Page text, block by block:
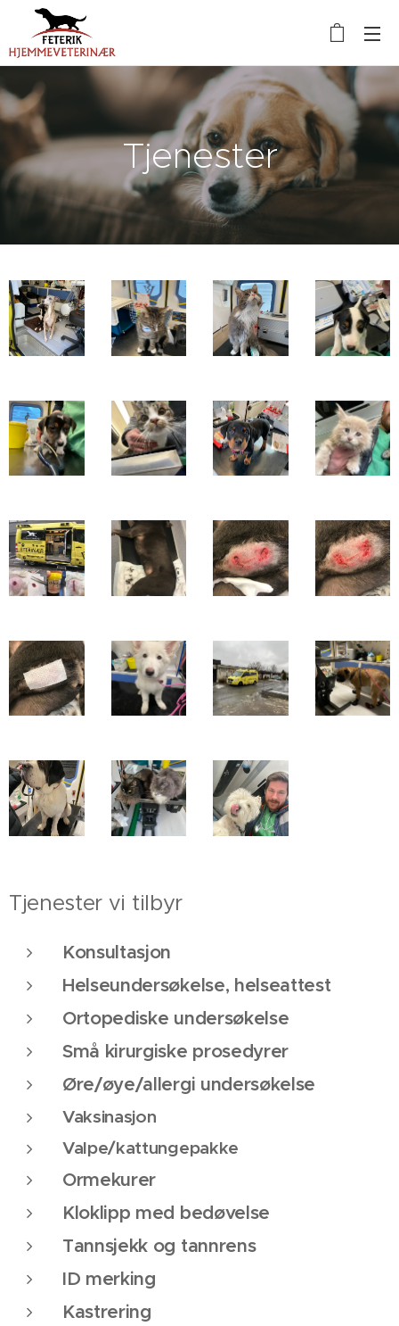
Tjenester
Tjenester vi tilbyr
Konsultasjon
Helseundersøkelse, helseattest
Ortopediske undersøkelse
Små kirurgiske prosedyrer
Øre/øye/allergi undersøkelse
Vaksinasjon
Valpe/kattungepakke
Ormekurer
Kloklipp med bedøvelse
Tannsjekk og tannrens
ID merking
Kastrering